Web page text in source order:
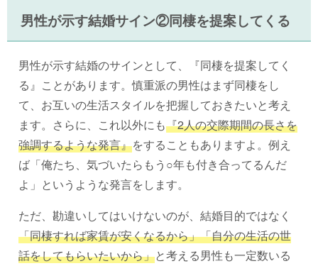
男性が示す結婚サイン②同棲を提案してくる
男性が示す結婚のサインとして、『同棲を提案してく
る』ことがあります。慎重派の男性はまず同棲をし
て、お互いの生活スタイルを把握しておきたいと考え
ます。さらに、これ以外にも『2人の交際期間の長さを
強調するような発言』をすることもありますよ。例え
ば「俺たち、気づいたらもう○年も付き合ってるんだ
よ」というような発言をします。
ただ、勘違いしてはいけないのが、結婚目的ではなく
「同棲すれば家賃が安くなるから」「自分の生活の世
話をしてもらいたいから」と考える男性も一定数いる